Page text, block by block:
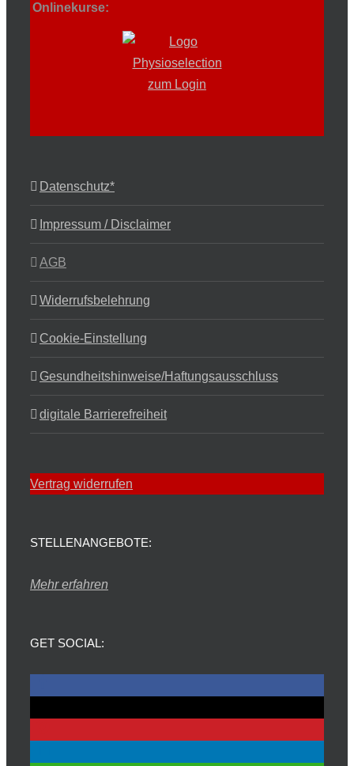
Onlinekurse:
Datenschutz*
Impressum / Disclaimer
AGB
Widerrufsbelehrung
Cookie-Einstellung
Gesundheitshinweise/Haftungsausschluss
digitale Barrierefreiheit
Vertrag widerrufen
STELLENANGEBOTE:
Mehr erfahren
GET SOCIAL: